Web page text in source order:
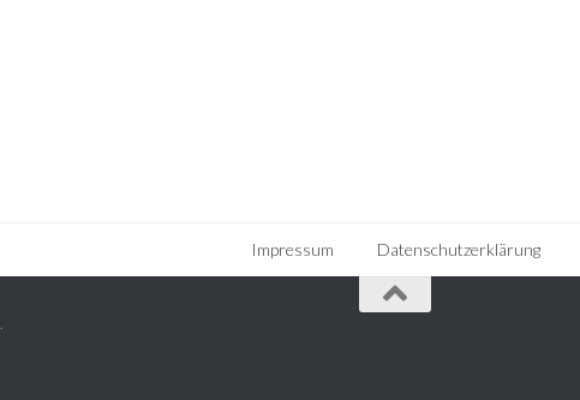
Impressum Datenschutzerklärung